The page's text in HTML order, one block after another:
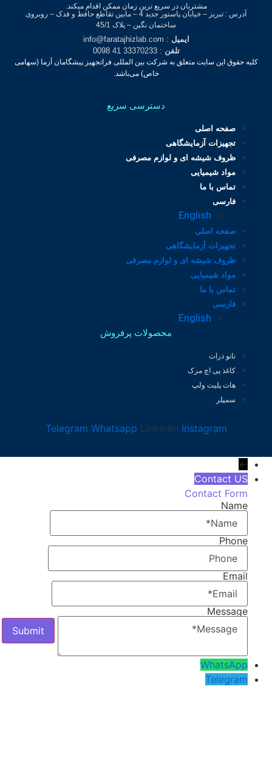
مشتریان در سریع ترین زمان ممکن اقدام میکند.
آدرس : تبریز – خیابان پاستور جدید 4 – مابین تقاطع حافظ و فدک – روبروی
ساختمان نگین – پلاک 45/1
ایمیل: info@faratajhizlab.com
تلفن: 33370233 41 0098
کلیه حقوق این سایت متعلق به شرکت بین المللی فراتجهیز پیشگامان آزما (سهامی
خاص) می‌باشد.
دسترسی سریع
صفحه اصلی
تجهیزات آزمایشگاهی
ظروف شیشه ای و لوازم مصرفی
مواد شیمیایی
تماس با ما
فارسی
English
صفحه اصلی
تجهیزات آزمایشگاهی
ظروف شیشه ای و لوازم مصرفی
مواد شیمیایی
تماس با ما
فارسی
English
محصولات پرفروش
نانو ذرات
کاغذ پی اچ مرک
هات پلیت ولپ
سمپلر
Telegram Whatsapp Linkedin Instagram
←
Contact US
Contact Form
Name
Phone
Email
Message
WhatsApp
Telegram